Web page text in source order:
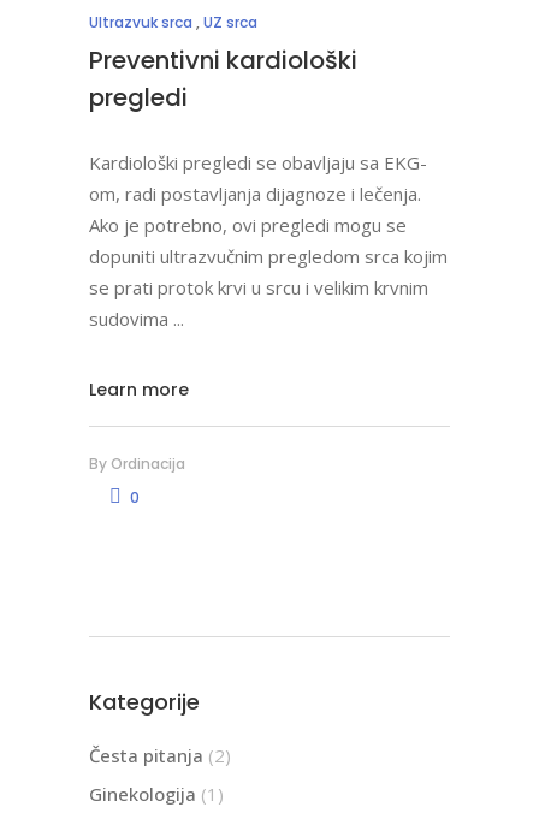
Ultrazvuk srca ,UZ srca
Preventivni kardiološki
pregledi
Kardiološki pregledi se obavljaju sa EKG-
om, radi postavljanja dijagnoze i lečenja.
Ako je potrebno, ovi pregledi mogu se
dopuniti ultrazvučnim pregledom srca kojim
se prati protok krvi u srcu i velikim krvnim
sudovima
Learn more
By Ordinacija
0
Kategorije
Česta pitanja (2)
Ginekologija (1)